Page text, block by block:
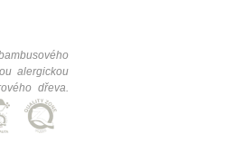
alergickou
dřeva.